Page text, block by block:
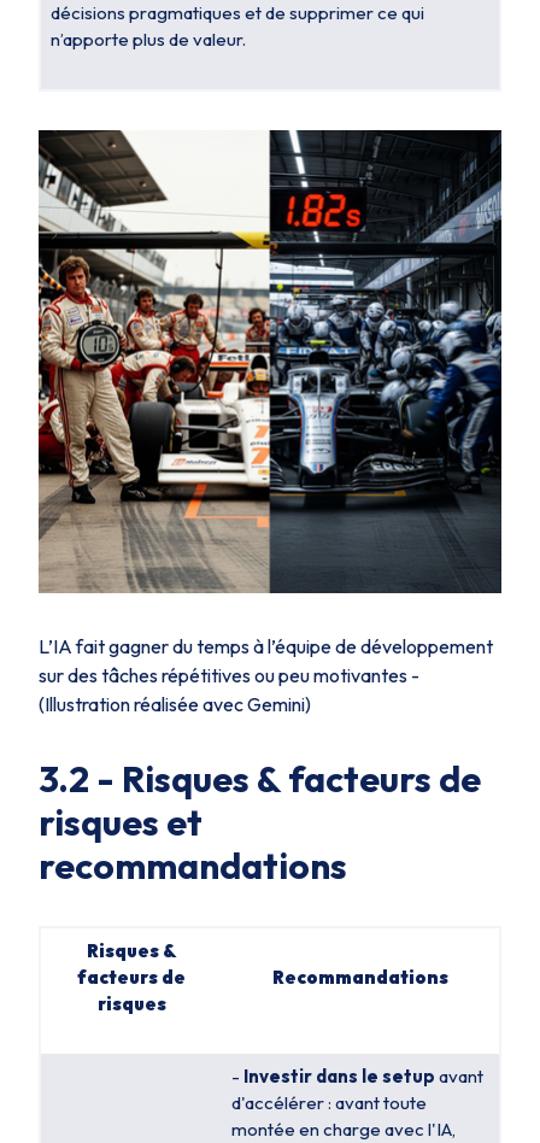
décisions pragmatiques et de supprimer ce qui
n’apporte plus de valeur.
L’IA fait gagner du temps à l’équipe de développement
sur des tâches répétitives ou peu motivantes -
(Illustration réalisée avec Gemini)
3.2 - Risques & facteurs de
risques et
recommandations
Risques &
facteurs de
risques
Recommandations
- Investir dans le setup avant
d'accélérer : avant toute
montée en charge avec l'IA,